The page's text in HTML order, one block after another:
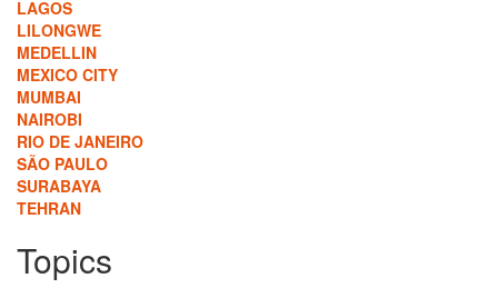
LAGOS
LILONGWE
MEDELLIN
MEXICO CITY
MUMBAI
NAIROBI
RIO DE JANEIRO
SÃO PAULO
SURABAYA
TEHRAN
Topics